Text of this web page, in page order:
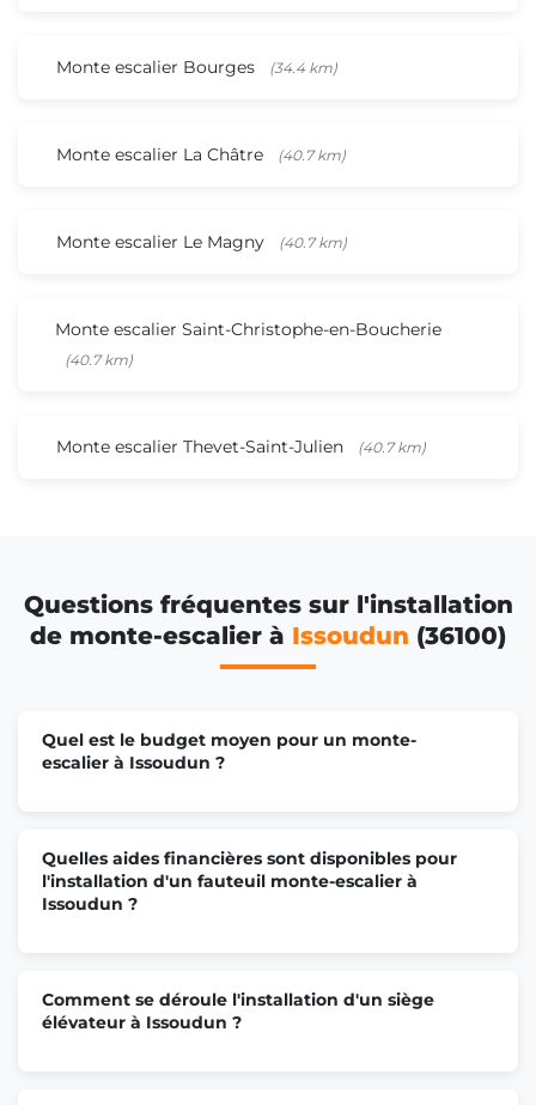
Monte escalier Bourges (34.4 km)
Monte escalier La Châtre (40.7 km)
Monte escalier Le Magny (40.7 km)
Monte escalier Saint-Christophe-en-Boucherie
(40.7 km)
Monte escalier Thevet-Saint-Julien (40.7 km)
Questions fréquentes sur l'installation
de monte-escalier à Issoudun (36100)
Quel est le budget moyen pour un monte-
escalier à Issoudun ?
Quelles aides financières sont disponibles pour
l'installation d'un fauteuil monte-escalier à
Issoudun ?
Comment se déroule l'installation d'un siège
élévateur à Issoudun ?